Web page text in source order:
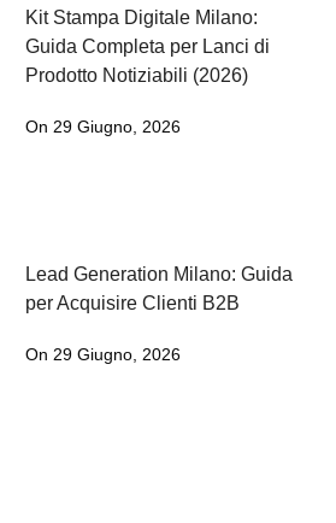
Kit Stampa Digitale Milano:
Guida Completa per Lanci di
Prodotto Notiziabili (2026)
On 29 Giugno, 2026
Lead Generation Milano: Guida
per Acquisire Clienti B2B
On 29 Giugno, 2026